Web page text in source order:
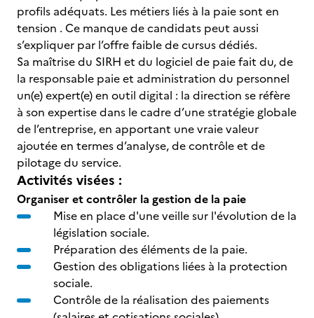
profils adéquats. Les métiers liés à la paie sont en
tension . Ce manque de candidats peut aussi
s’expliquer par l’offre faible de cursus dédiés.
Sa maîtrise du SIRH et du logiciel de paie fait du, de
la responsable paie et administration du personnel
un(e) expert(e) en outil digital : la direction se réfère
à son expertise dans le cadre d’une stratégie globale
de l’entreprise, en apportant une vraie valeur
ajoutée en termes d’analyse, de contrôle et de
pilotage du service.
Activités visées :
Organiser et contrôler la gestion de la paie
Mise en place d'une veille sur l'évolution de la
législation sociale.
Préparation des éléments de la paie.
Gestion des obligations liées à la protection
sociale.
Contrôle de la réalisation des paiements